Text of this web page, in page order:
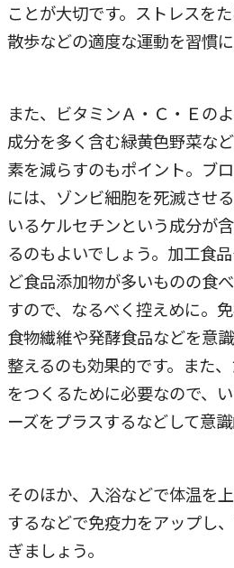
ことが大切です。ストレスを
散歩などの適度な運動を習慣に
また、ビタミンＡ・Ｃ・Ｅの
成分を多く含む緑黄色野菜な
素を減らすのもポイント。ブ
には、ゾンビ細胞を死滅させ
いるケルセチンという成分が
るのもよいでしょう。加工食
ど食品添加物が多いものの食
すので、なるべく控えめに。
食物繊維や発酵食品などを意
整えるのも効果的です。また
をつくるために必要なので、
ーズをプラスするなどして意
そのほか、入浴などで体温を
するなどで免疫力をアップし
ぎましょう。